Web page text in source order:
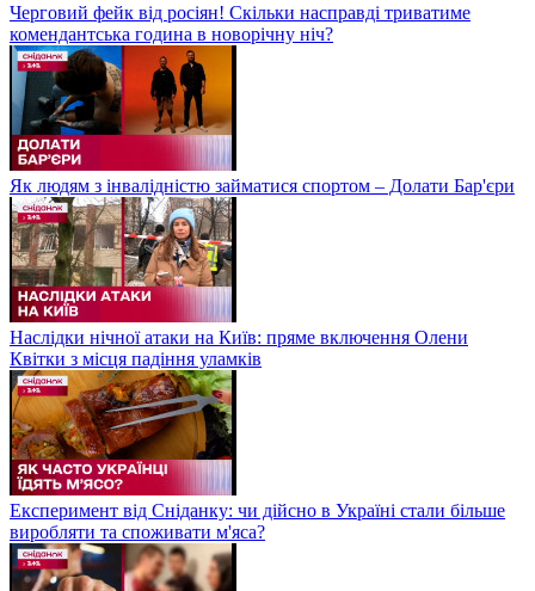
Черговий фейк від росіян! Скільки насправді триватиме
комендантська година в новорічну ніч?
Як людям з інвалідністю займатися спортом – Долати Бар'єри
Наслідки нічної атаки на Київ: пряме включення Олени
Квітки з місця падіння уламків
Експеримент від Сніданку: чи дійсно в Україні стали більше
виробляти та споживати м'яса?